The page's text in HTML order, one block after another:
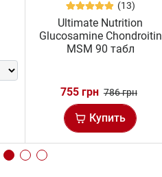
(13)
Ultimate Nutrition
Glucosamine Chondroitin
MSM 90 табл
755 грн 786 грн
Купить